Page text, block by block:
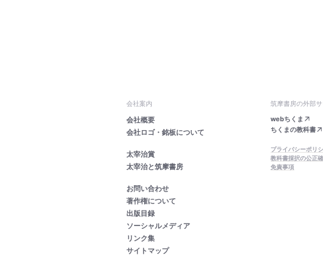
会社案内
会社概要
会社ロゴ・銘板について
太宰治賞
太宰治と筑摩書房
お問い合わせ
著作権について
出版目録
ソーシャルメディア
リンク集
サイトマップ
筑摩書房の外部サ
webちくま
ちくまの教科書
プライバシーポリ
教科書採択の公正
免責事項